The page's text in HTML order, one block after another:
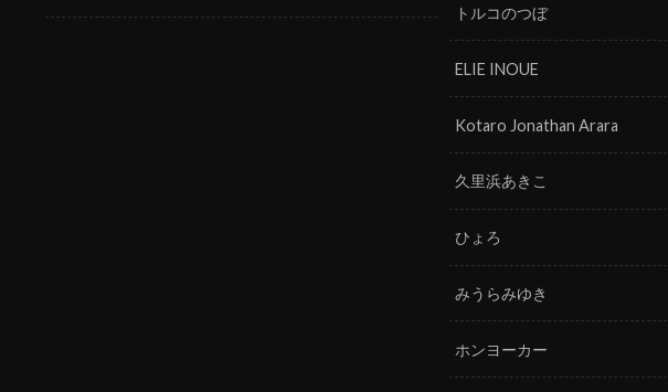
トルコのつぼ
ELIE INOUE
Kotaro Jonathan Arara
久里浜あきこ
ひょろ
みうらみゆき
ホンヨーカー